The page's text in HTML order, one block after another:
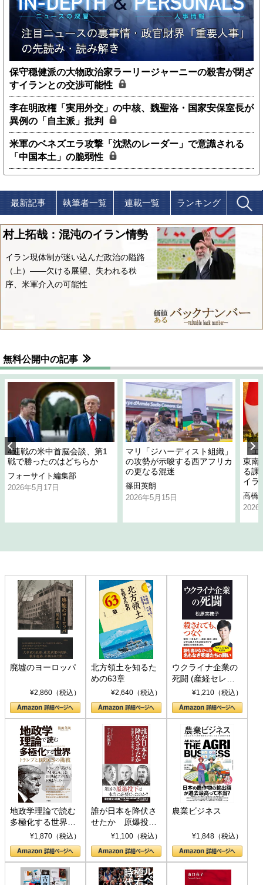
保守穏健派の大物政治家ラーリージャーニーの殺害が閉ざ
すイランとの交渉可能性
李在明政権「実用外交」の中核、魏聖洛・国家安保室長が
異例の「自主派」批判
米軍のベネズエラ攻撃「沈黙のレーダー」で意識される
「中国本土」の脆弱性
最新記事 執筆者一覧 連載一覧 ランキング
村上拓哉：混沌のイラン情勢
イラン現体制が迷い込んだ政治の隘路
（上）――欠ける展望、失われる秩
序、米軍介入の可能性
無料公開中の記事
4連戦の米中首脳会談、第1
戦で勝ったのはどちらか
フォーサイト編集部
2026年5月17日
マリ「ジハーディスト組織」
の攻勢が示唆する西アフリカ
の更なる混迷
篠田英朗
2026年5月15日
「
東南
る課
イラ
高橋
2026
廃墟のヨーロッパ
¥2,860（税込）
北方領土を知るた
めの63章
¥2,640（税込）
ウクライナ企業の
死闘 (産経セレク
ト S 039)¥1,210（税込）
地政学理論で読む
多極化する世界：
トランプとBRICS
の挑戦
¥1,870（税込）
誰が日本を降伏さ
せたか 原爆投
下、ソ連参戦、そ
して聖断 (PHP新
書)
¥1,100（税込）
農業ビジネス
¥1,848（税込）